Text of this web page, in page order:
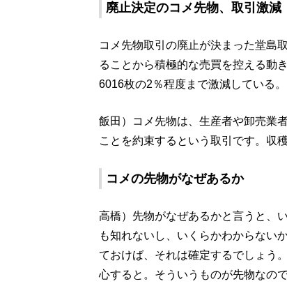
廃止決定のコメ先物、取引激減
コメ先物取引の廃止が決まった堂島
ることから積極的な売買を控える動
6016枚の2％程度まで激減している。
飯田）コメ先物は、生産者や卸売業
ことを約束するという取引です。収
コメの先物がなぜあるか
高橋）先物がなぜあるかと言うと、
も知れないし、いくらかわからない
ておけば、それは確定するでしょう
心すると。そういうものが先物なの